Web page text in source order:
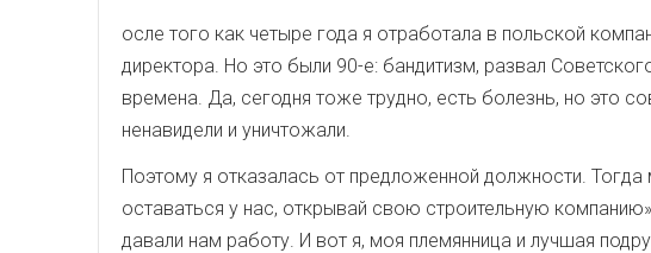
осле того как четыре года я отработала в польской
директора. Но это были 90-е: бандитизм, развал
времена. Да, сегодня тоже трудно, есть болезнь, но это
ненавидели и уничтожали.
Поэтому я отказалась от предложенной должности. Тогда
оставаться у нас, открывай свою строительную
давали нам работу. И вот я, моя племянница и лучшая